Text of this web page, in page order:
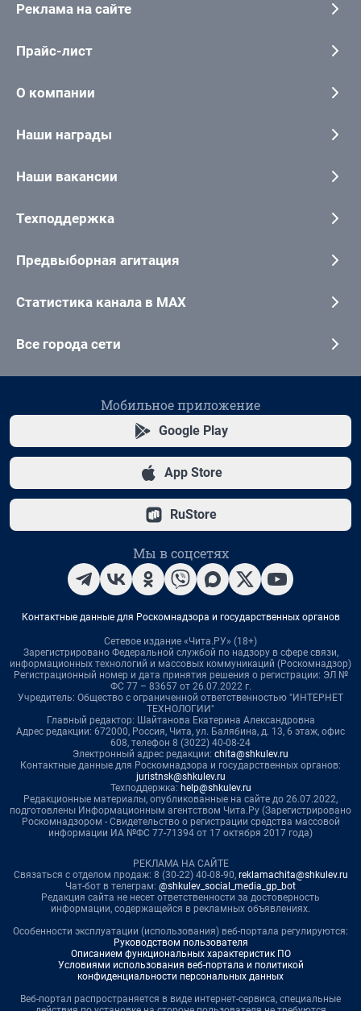
Реклама на сайте
Прайс-лист
О компании
Наши награды
Наши вакансии
Техподдержка
Предвыборная агитация
Статистика канала в MAX
Все города сети
Мобильное приложение
Google Play
App Store
RuStore
Мы в соцсетях
Контактные данные для Роскомнадзора и государственных органов
Сетевое издание «Чита.РУ» (18+)
Зарегистрировано Федеральной службой по надзору в сфере связи,
информационных технологий и массовых коммуникаций (Роскомнадзор)
Регистрационный номер и дата принятия решения о регистрации: ЭЛ №
ФС 77 – 83657 от 26.07.2022 г.
Учредитель: Общество с ограниченной ответственностью "ИНТЕРНЕТ
ТЕХНОЛОГИИ"
Главный редактор: Шайтанова Екатерина Александровна
Адрес редакции: 672000, Россия, Чита, ул. Балябина, д. 13, 6 этаж, офис
608, телефон 8 (3022) 40-08-24
Электронный адрес редакции: chita@shkulev.ru
Контактные данные для Роскомнадзора и государственных органов:
juristnsk@shkulev.ru
Техподдержка: help@shkulev.ru
Редакционные материалы, опубликованные на сайте до 26.07.2022,
подготовлены Информационным агентством Чита.Ру (Зарегистрировано
Роскомнадзором - Свидетельство о регистрации средства массовой
информации ИА №ФС 77-71394 от 17 октября 2017 года)
РЕКЛАМА НА САЙТЕ
Связаться с отделом продаж: 8 (30-22) 40-08-90, reklamachita@shkulev.ru
Чат-бот в телеграм: @shkulev_social_media_gp_bot
Редакция сайта не несет ответственности за достоверность
информации, содержащейся в рекламных объявлениях.
Особенности эксплуатации (использования) веб-портала регулируются:
Руководством пользователя
Описанием функциональных характеристик ПО
Условиями использования веб-портала и политикой
конфиденциальности персональных данных
Веб-портал распространяется в виде интернет-сервиса, специальные